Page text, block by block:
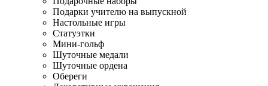
Подарки учителю на выпускной
Настольные игры
Статуэтки
Мини-гольф
Шуточные медали
Шуточные ордена
Обереги